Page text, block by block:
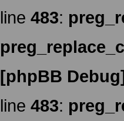
line 483:
[phpBB
line 483: